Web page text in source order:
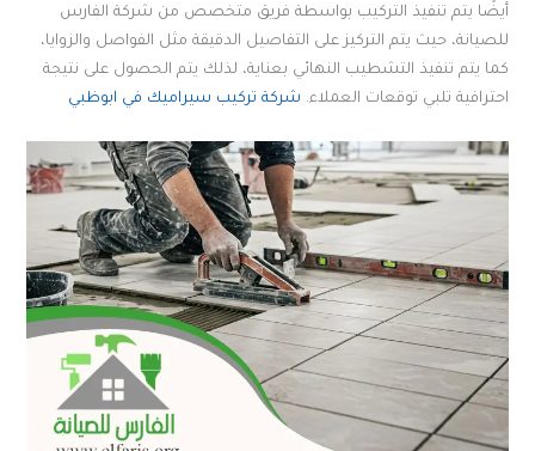
أيضًا يتم تنفيذ التركيب بواسطة فريق متخصص من شركة الفارس
للصيانة، حيث يتم التركيز على التفاصيل الدقيقة مثل الفواصل والزوايا،
كما يتم تنفيذ التشطيب النهائي بعناية، لذلك يتم الحصول على نتيجة
احترافية تلبي توقعات العملاء. شركة تركيب سيراميك في ابوظبي